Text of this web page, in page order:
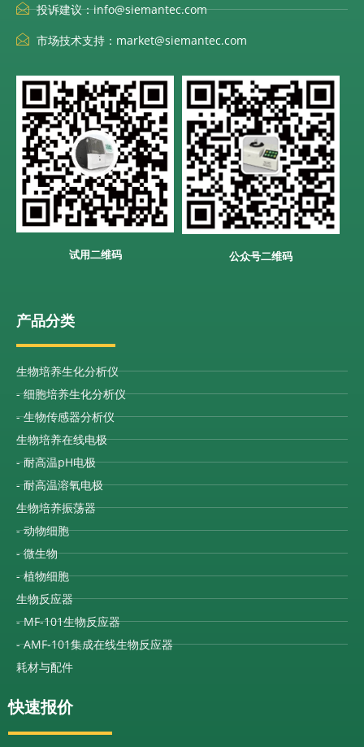
投诉建议：info@siemantec.com
市场技术支持：market@siemantec.com
试用二维码 公众号二维码
产品分类
生物培养生化分析仪
- 细胞培养生化分析仪
- 生物传感器分析仪
生物培养在线电极
- 耐高温pH电极
- 耐高温溶氧电极
生物培养振荡器
- 动物细胞
- 微生物
- 植物细胞
生物反应器
- MF-101生物反应器
- AMF-101集成在线生物反应器
耗材与配件
快速报价